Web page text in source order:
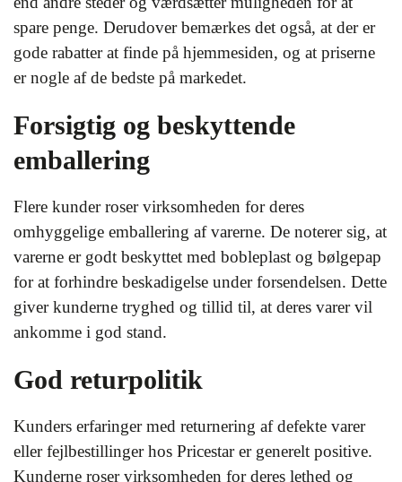
spare penge. Derudover bemærkes det også, at der er
gode rabatter at finde på hjemmesiden, og at priserne
er nogle af de bedste på markedet.
Forsigtig og beskyttende
emballering
Flere kunder roser virksomheden for deres
omhyggelige emballering af varerne. De noterer sig, at
varerne er godt beskyttet med bobleplast og bølgepap
for at forhindre beskadigelse under forsendelsen. Dette
giver kunderne tryghed og tillid til, at deres varer vil
ankomme i god stand.
God returpolitik
Kunders erfaringer med returnering af defekte varer
eller fejlbestillinger hos Pricestar er generelt positive.
Kunderne roser virksomheden for deres lethed og